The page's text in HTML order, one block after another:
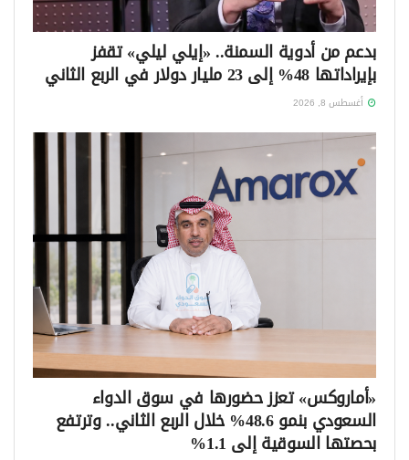
بدعم من أدوية السمنة.. «إيلي ليلي» تقفز
بإيراداتها 48% إلى 23 مليار دولار في الربع الثاني
أغسطس 8, 2026
«أماروكس» تعزز حضورها في سوق الدواء
السعودي بنمو 48.6% خلال الربع الثاني.. وترتفع
بحصتها السوقية إلى 1.1%